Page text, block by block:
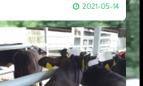
2021-05-14